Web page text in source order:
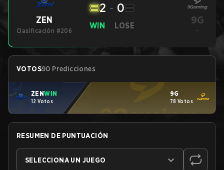
ZEN
Clasificación #206
WIN
2 - 0
LOSE 9G
-
VOTOS90 Predicciones
ZENWIN
12 Votos
9G
78 Votos
RESUMEN DE PUNTUACIÓN
SELECCIONA UN JUEGO